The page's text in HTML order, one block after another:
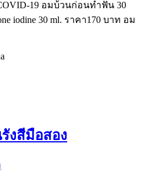
19 อมบ้วนก่อนทำฟัน 30
iodine 30 ml. ราคา170 บาท อม
งสีมือสอง